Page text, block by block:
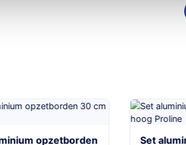
opzetborden Set